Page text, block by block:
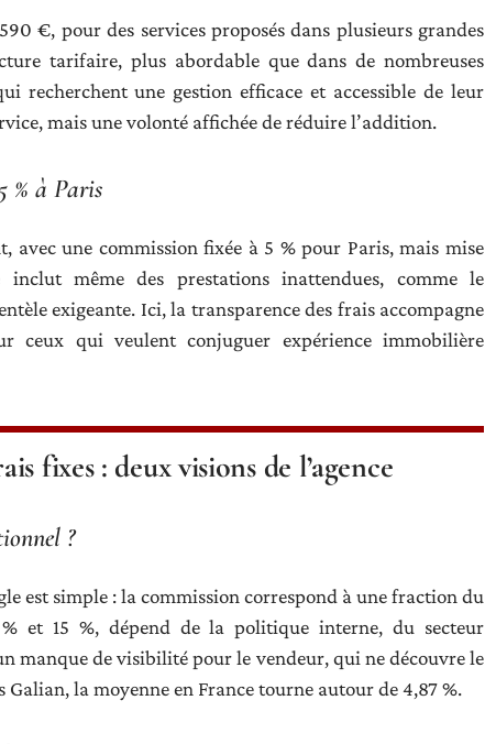
€, pour des services proposés dans plusieurs grandes
tarifaire, plus abordable que dans de nombreuses
recherchent une gestion efficace et accessible de leur
mais une volonté affichée de réduire l’addition.
% à Paris
une commission fixée à 5 % pour Paris, mais mise
même des prestations inattendues, comme le
exigeante. Ici, la transparence des frais accompagne
ceux qui veulent conjuguer expérience immobilière
fixes : deux visions de l’agence
?
est simple : la commission correspond à une fraction du
et 15 %, dépend de la politique interne, du secteur
manque de visibilité pour le vendeur, qui ne découvre le
la moyenne en France tourne autour de 4,87 %.